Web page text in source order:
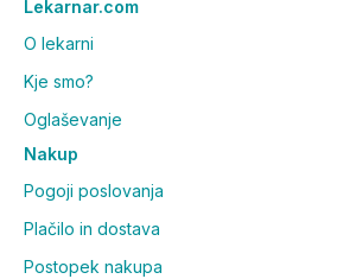
Lekarnar.com
O lekarni
Kje smo?
Oglaševanje
Nakup
Pogoji poslovanja
Plačilo in dostava
Postopek nakupa